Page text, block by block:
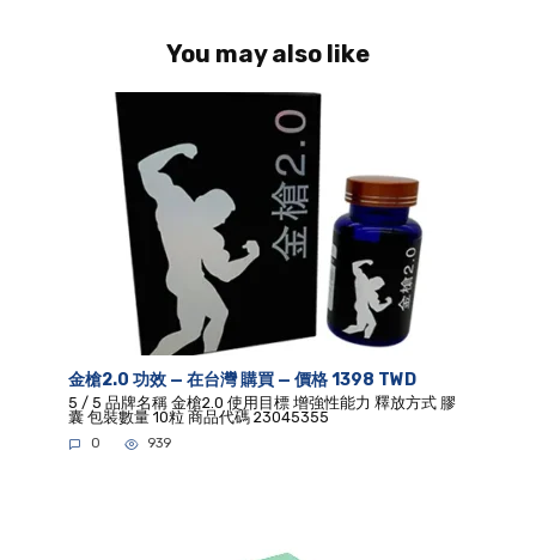
You may also like
金槍2.0 功效 — 在台灣 購買 — 價格 1398 TWD
5 / 5 品牌名稱 金槍2.0 使用目標 增強性能力 釋放方式 膠
囊 包裝數量 10粒 商品代碼 23045355
0 939